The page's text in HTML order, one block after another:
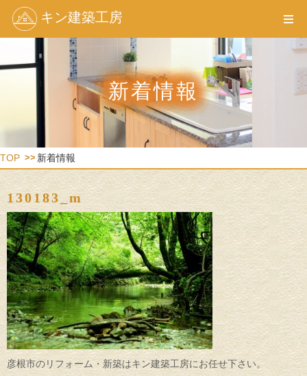
キン建築工房
新着情報
TOP 新着情報
130183_m
彦根市のリフォーム・新築はキン建築工房にお任せ下さい。